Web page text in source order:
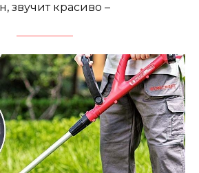
звучит красиво –